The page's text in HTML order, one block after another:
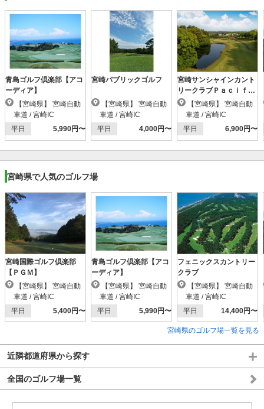
青島ゴルフ倶楽部【アコ
ーディア】
車道 / 宮崎IC
平日
5,990円〜
宮崎パブリックゴルフ
車道 / 宮崎IC
平日
4,000円〜
宮崎サンシャインカント
リークラブＰａｃｉｆｉ
ｃ ＳｕｎｓｈｉｎｅＣ
車道 / 宮崎IC
平日
6,900円〜
宮崎県で人気のゴルフ場
宮崎国際ゴルフ倶楽部
【ＰＧＭ】
車道 / 宮崎IC
平日
5,400円〜
青島ゴルフ倶楽部【アコ
ーディア】
車道 / 宮崎IC
平日
5,990円〜
フェニックスカントリー
クラブ
車道 / 宮崎IC
平日
14,400円〜
宮崎県のゴルフ場一覧を見る
近隣都道府県から探す
全国のゴルフ場一覧